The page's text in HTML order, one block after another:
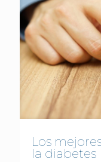
Los
la diabetes